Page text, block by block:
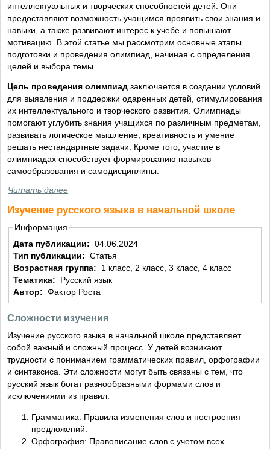
интеллектуальных и творческих способностей детей. Они
предоставляют возможность учащимся проявить свои знания и
навыки, а также развивают интерес к учебе и повышают
мотивацию. В этой статье мы рассмотрим основные этапы
подготовки и проведения олимпиад, начиная с определения
целей и выбора темы.
Цель проведения олимпиад заключается в создании условий
для выявления и поддержки одаренных детей, стимулирования
их интеллектуального и творческого развития. Олимпиады
помогают углубить знания учащихся по различным предметам,
развивать логическое мышление, креативность и умение
решать нестандартные задачи. Кроме того, участие в
олимпиадах способствует формированию навыков
самообразования и самодисциплины.
Читать далее
Изучение русского языка в начальной школе
Информация
Дата публикации: 04.06.2024
Тип публикации: Статья
Возрастная группа:
1 класс, 2 класс, 3 класс, 4 класс
Тематика:
Русский язык
Автор: Фактор Роста
Сложности изучения
Изучение русского языка в начальной школе представляет
собой важный и сложный процесс. У детей возникают
трудности с пониманием грамматических правил, орфографии
и синтаксиса. Эти сложности могут быть связаны с тем, что
русский язык богат разнообразными формами слов и
исключениями из правил.
Грамматика: Правила изменения слов и построения
предложений.
Орфография: Правописание слов с учетом всех